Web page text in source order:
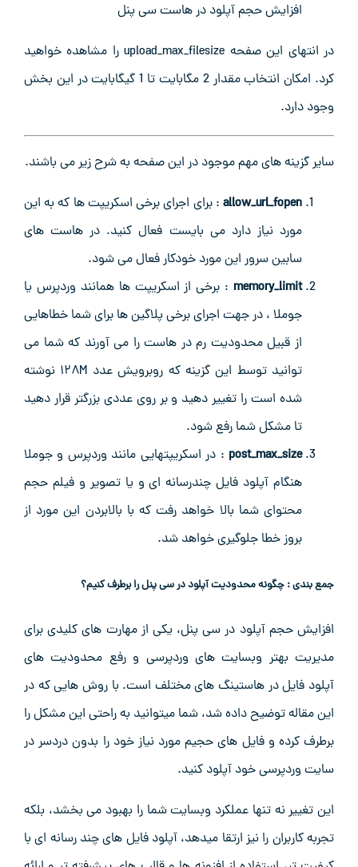
افزایش حجم آپلود در هاست سی پنل
در انتهای این صفحه upload_max_filesize را مشاهده خواهید
کرد. امکان انتخاب مقدار 2 مگابایت تا 1 گیگابایت در این بخش
وجود دارد.
سایر گزینه های مهم موجود در این صفحه به شرح زیر می باشند.
allow_url_fopen : برای اجرای برخی اسکریپت ها که به این
مورد نیاز دارد می بایست فعال کنید. در هاست های
سابین سرور این مورد خودکار فعال می شود.
memory_limit : برخی از اسکریپت ها همانند وردپرس یا
جوملا ، در جهت اجرای برخی پلاگین ها برای شما خطاهایی
از قبیل محدودیت رم در هاست را می آورند که شما می
توانید توسط این گزینه که روبرویش عدد ۱۲۸M نوشته
شده است را تغییر دهید و بر روی عددی بزرگتر قرار دهید
تا مشکل شما رفع شود.
post_max_size : در اسکریپتهایی مانند وردپرس و جوملا
هنگام آپلود فایل چندرسانه ای و یا تصویر و فیلم حجم
محتوای شما بالا خواهد رفت که با بالابردن این مورد از
بروز خطا جلوگیری خواهد شد.
جمع بندی : چگونه محدودیت آپلود در سی پنل را برطرف کنیم؟
افزایش حجم آپلود در سی پنل، یکی از مهارت های کلیدی برای
مدیریت بهتر وبسایت های وردپرسی و رفع محدودیت های
آپلود فایل در هاستینگ های مختلف است. با روش هایی که در
این مقاله توضیح داده شد، شما میتوانید به راحتی این مشکل را
برطرف کرده و فایل های حجیم مورد نیاز خود را بدون دردسر در
سایت وردپرسی خود آپلود کنید.
این تغییر نه تنها عملکرد وبسایت شما را بهبود می بخشد، بلکه
تجربه کاربران را نیز ارتقا میدهد، آپلود فایل های چند رسانه ای با